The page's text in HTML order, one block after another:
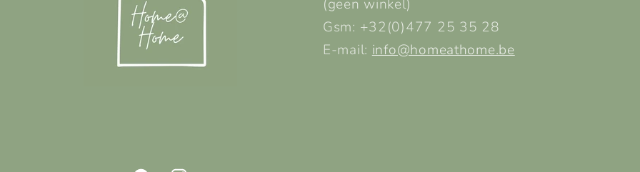
(geen winkel)
Gsm: +32(0)477 25 35 28
E-mail: info@homeathome.be